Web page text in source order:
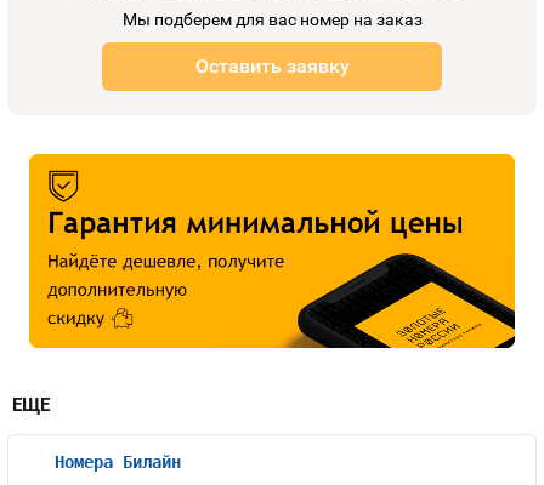
Мы подберем для вас номер на заказ
Оставить заявку
ЕЩЕ
Номера Билайн